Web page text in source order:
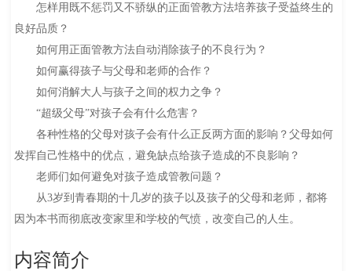
怎样用既不惩罚又不骄纵的正面管教方法培养孩子受益终生的
良好品质？
如何用正面管教方法自动消除孩子的不良行为？
如何赢得孩子与父母和老师的合作？
如何消解大人与孩子之间的权力之争？
“超级父母”对孩子会有什么危害？
各种性格的父母对孩子会有什么正反两方面的影响？父母如何
发挥自己性格中的优点，避免缺点给孩子造成的不良影响？
老师们如何避免对孩子造成管教问题？
从3岁到青春期的十几岁的孩子以及孩子的父母和老师，都将
因为本书而彻底改变家里和学校的气愤，改变自己的人生。
内容简介